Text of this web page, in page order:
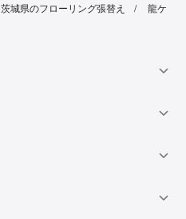
茨城県のフローリング張替え
龍ケ